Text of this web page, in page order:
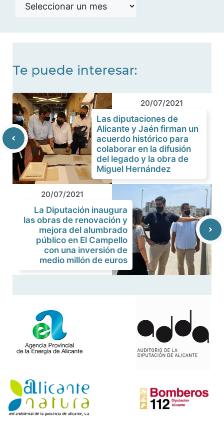
Te puede interesar:
20/07/2021
Las diputaciones de
Alicante y Jaén firman un
acuerdo histórico para
colaborar en la difusión
del legado y la obra de
Miguel Hernández
20/07/2021
La Diputación inaugura
las obras de renovación y
mejora del alumbrado
público en El Campello
con una inversión de
medio millón de euros